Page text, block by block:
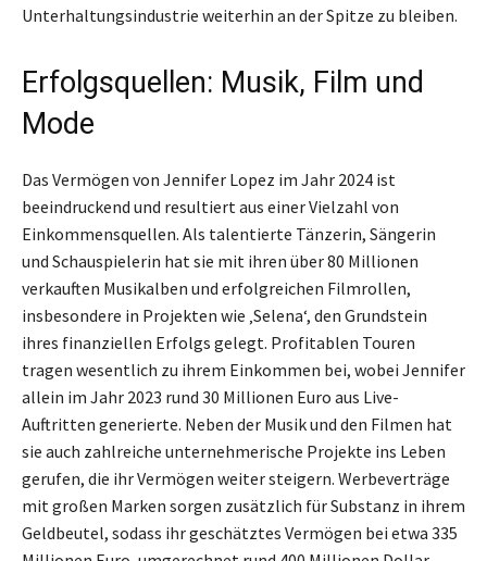
Unterhaltungsindustrie weiterhin an der Spitze zu bleiben.
Erfolgsquellen: Musik, Film und
Mode
Das Vermögen von Jennifer Lopez im Jahr 2024 ist
beeindruckend und resultiert aus einer Vielzahl von
Einkommensquellen. Als talentierte Tänzerin, Sängerin
und Schauspielerin hat sie mit ihren über 80 Millionen
verkauften Musikalben und erfolgreichen Filmrollen,
insbesondere in Projekten wie ‚Selena‘, den Grundstein
ihres finanziellen Erfolgs gelegt. Profitablen Touren
tragen wesentlich zu ihrem Einkommen bei, wobei Jennifer
allein im Jahr 2023 rund 30 Millionen Euro aus Live-
Auftritten generierte. Neben der Musik und den Filmen hat
sie auch zahlreiche unternehmerische Projekte ins Leben
gerufen, die ihr Vermögen weiter steigern. Werbeverträge
mit großen Marken sorgen zusätzlich für Substanz in ihrem
Geldbeutel, sodass ihr geschätztes Vermögen bei etwa 335